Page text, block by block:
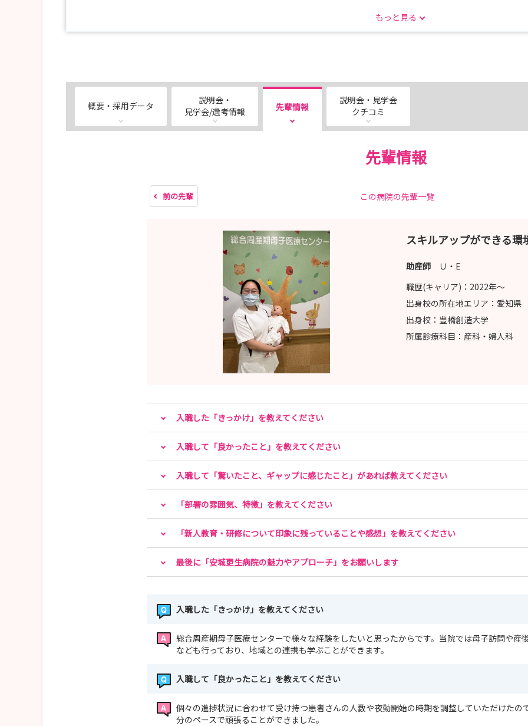
採報用情は随時ホームページにて更新中です👨‍⚕️👩‍⚕️
最新情報をチェックしてください 👉 https://anjokosei.jp/nurse/
もっと見る
概要・採用データ
説明会・
見学会/選考情報
先輩情報
説明会・見学会
クチコミ
先輩情報
前の先輩 この病院の先輩一覧
スキルアップができる環
助産師 Ｕ・E
職歴(キャリア)： 2022年〜
出身校の所在地エリア： 愛知県
出身校： 豊橋創造大学
所属診療科目： 産科・婦人科
入職した「きっかけ」を教えてください
入職して「良かったこと」を教えてください
入職して「驚いたこと、ギャップに感じたこと」があれば教えてください
「部署の雰囲気、特徴」を教えてください
「新人教育・研修について印象に残っていることや感想」を教えてください
最後に「安城更生病院の魅力やアプローチ」をお願いします
入職した「きっかけ」を教えてください
総合周産期母子医療センターで様々な経験をしたいと思ったからです。当院では母子訪問や産
なども行っており、地域との連携も学ぶことができます。
入職して「良かったこと」を教えてください
個々の進捗状況に合わせて受け持つ患者さんの人数や夜勤開始の時期を調整していただけたの
分のペースで頑張ることができました。